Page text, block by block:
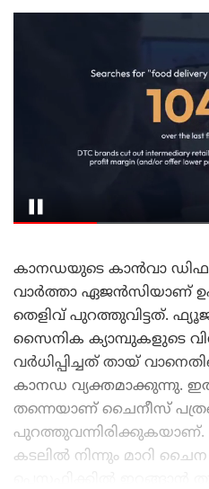
കാനഡയുടെ കാന്‍വാ
വാര്‍ത്താ ഏജന്‍സിയാണ്
തെളിവ് പുറത്തുവിട്ടത്.
സൈനിക ക്യാമ്പുകളുടെ
വര്‍ധിപ്പിച്ചത് തായ്
കാനഡ വ്യക്തമാക്കുന്നു.
തന്നെയാണ് ചൈനീസ്
കടലില്‍ നിന്നും മാറി